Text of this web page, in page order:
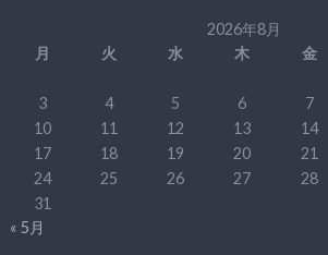
2026年8月
月
火 水 木 金
3
4 5 6 7
10
11 12 13 14
17
18 19 20 21
24
25 26 27 28
31
« 5月